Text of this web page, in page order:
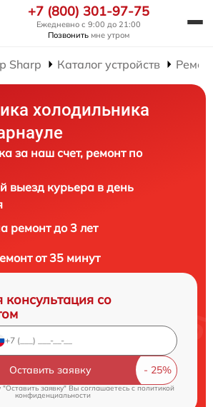
+7 (800) 301-97-75
Ежедневно с 9:00 до 21:00
Позвонить мне утром
Sharp Каталог устройств
холодильника
за наш счет, ремонт по
выезд курьера в день
ремонт до 3 лет
от 35 минут
консультация со
Оставить заявку
заявку" Вы соглашаетесь cполитикой
конфиденциальности